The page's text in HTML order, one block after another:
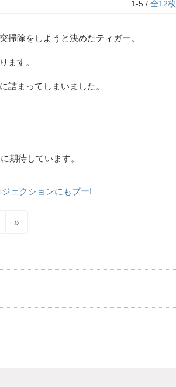
1-5 / 全12枚
掃除をしようと決めたティガー。
ます。
詰まってしまいました。
期待しています。
ェクションにもプー!
»